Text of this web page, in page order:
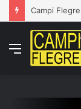
Menu